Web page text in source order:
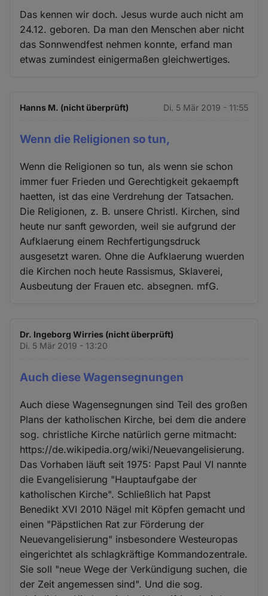
Das kennen wir doch. Jesus wurde auch nicht am
24.12. geboren. Da man den Menschen aber nicht
das Sonnwendfest nehmen konnte, erfand man
etwas zumindest einigermaßen gleichwertiges.
Hanns M. (nicht überprüft) Di. 5 Mär 2019 - 11:55
Wenn die Religionen so tun,
Wenn die Religionen so tun, als wenn sie schon
immer fuer Frieden und Gerechtigkeit gekaempft
haetten, ist das eine Verdrehung der Tatsachen.
Die Religionen, z. B. unsere Christl. Kirchen, sind
heute nur sanft geworden, weil sie aufgrund der
Aufklaerung einem Rechfertigungsdruck
ausgesetzt waren. Ohne die Aufklaerung wuerden
die Kirchen noch heute Rassismus, Sklaverei,
Ausbeutung der Frauen etc. absegnen. mfG.
Dr. Ingeborg Wirries (nicht überprüft)
Di. 5 Mär 2019 - 13:20
Auch diese Wagensegnungen
Auch diese Wagensegnungen sind Teil des großen
Plans der katholischen Kirche, bei dem die andere
sog. christliche Kirche natürlich gerne mitmacht:
https://de.wikipedia.org/wiki/Neuevangelisierung.
Das Vorhaben läuft seit 1975: Papst Paul VI nannte
die Evangelisierung "Hauptaufgabe der
katholischen Kirche". Schließlich hat Papst
Benedikt XVI 2010 Nägel mit Köpfen gemacht und
einen "Päpstlichen Rat zur Förderung der
Neuevangelisierung" insbesondere Westeuropas
eingerichtet als schlagkräftige Kommandozentrale.
Sie soll "neue Wege der Verkündigung suchen, die
der Zeit angemessen sind". Und die sog.